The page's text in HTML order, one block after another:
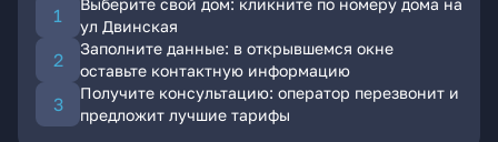
Выберите свой дом: кликните по номеру дома на
ул Двинская
Заполните данные: в открывшемся окне
оставьте контактную информацию
Получите консультацию: оператор перезвонит и
предложит лучшие тарифы